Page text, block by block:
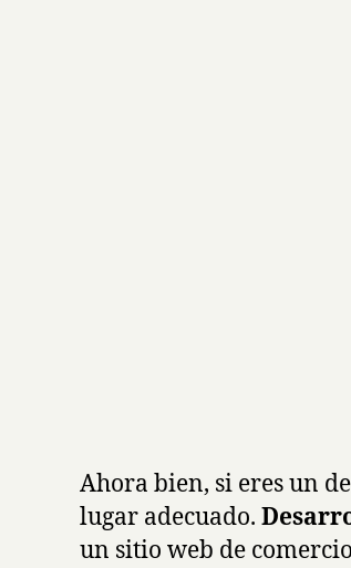
Ahora bien, si eres un
lugar adecuado.
un sitio web de